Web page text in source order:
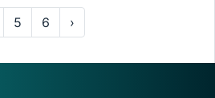
5 6 ›